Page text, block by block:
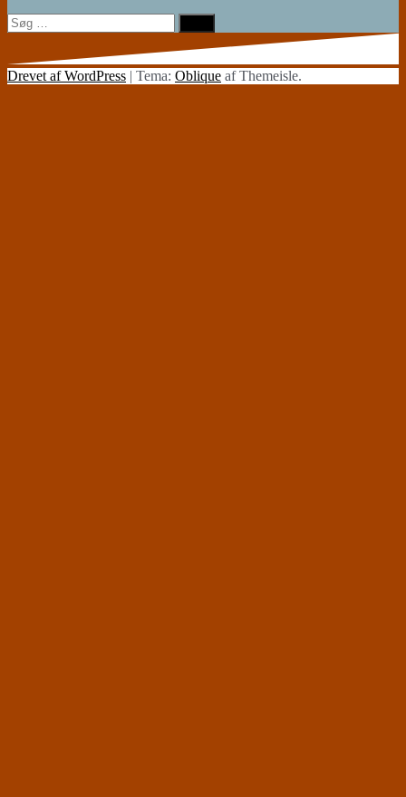
Søg
efter:
Drevet af WordPress | Tema: Oblique af Themeisle.